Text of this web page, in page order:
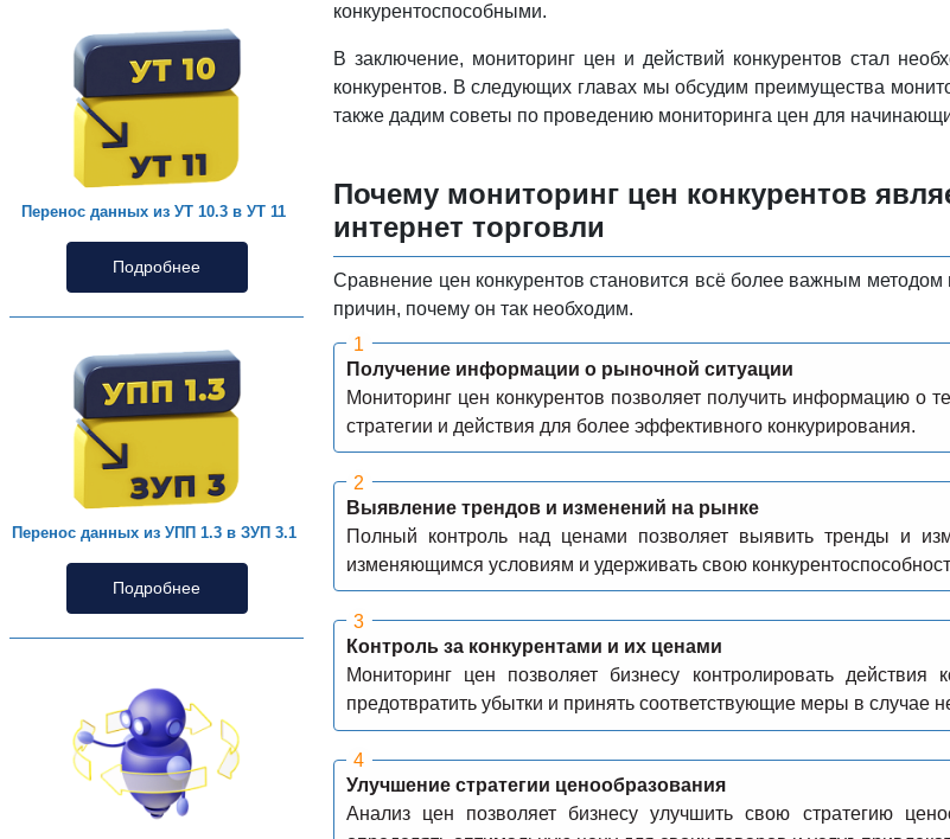
Перенос данных из УТ 10.3 в УТ 11
Подробнее
Перенос данных из УПП 1.3 в ЗУП 3.1
Подробнее
конкурентоспособными.
В заключение, мониторинг цен и действий конкурентов стал
конкурентов. В следующих главах мы обсудим преимущества
также дадим советы по проведению мониторинга цен для
Почему мониторинг цен конкурентов
интернет торговли
Сравнение цен конкурентов становится всё более важным
причин, почему он так необходим.
Получение информации о рыночной ситуации
Мониторинг цен конкурентов позволяет получить информацию о
стратегии и действия для более эффективного конкурирования.
Выявление трендов и изменений на рынке
Полный контроль над ценами позволяет выявить тренды и
изменяющимся условиям и удерживать свою
Контроль за конкурентами и их ценами
Мониторинг цен позволяет бизнесу контролировать
предотвратить убытки и принять соответствующие меры в случае
Улучшение стратегии ценообразования
Анализ цен позволяет бизнесу улучшить свою стратегию